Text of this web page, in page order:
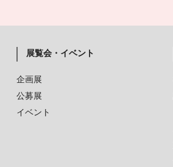
展覧会・イベント
企画展
公募展
イベント